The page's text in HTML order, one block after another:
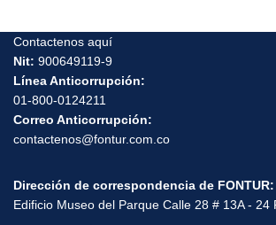
Contactenos aquí
Nit: 900649119-9
Línea Anticorrupción:
01-800-0124211
Correo Anticorrupción:
contactenos@fontur.com.co
Dirección de correspondencia de FONTUR:
Edificio Museo del Parque Calle 28 # 13A - 24